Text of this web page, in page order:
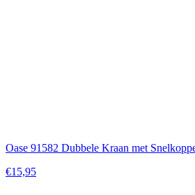
Oase 91582 Dubbele Kraan met
€15,95